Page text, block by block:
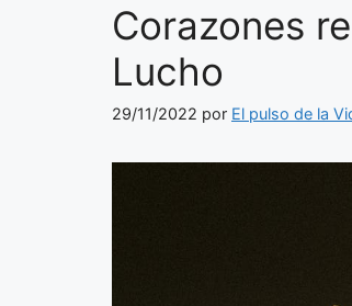
Corazones
Lucho
29/11/2022 por El pulso de la